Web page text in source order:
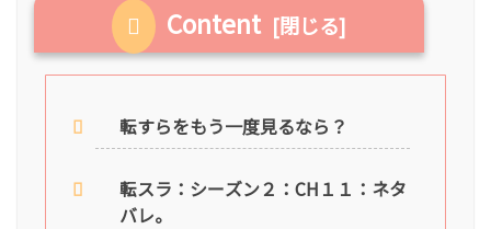
Content
転すらをもう一度見るなら？
転スラ：シーズン２：CH１１：ネタ
バレ。